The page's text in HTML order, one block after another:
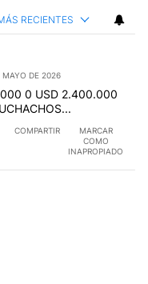
RECIENTES
MAYO DE 2026
0 USD 2.400.000
COMPARTIR
MARCAR
COMO
INAPROPIADO